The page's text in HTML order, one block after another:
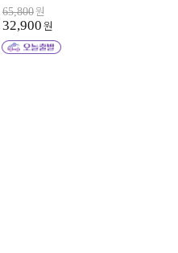
65,800원
32,900원